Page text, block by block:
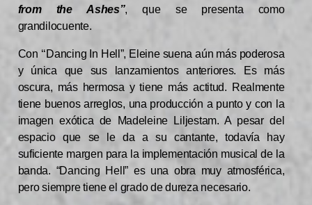
from the Ashes”, que se presenta como
grandilocuente.
Con ‘‘Dancing In Hell”, Eleine suena aún más poderosa
y única que sus lanzamientos anteriores. Es más
oscura, más hermosa y tiene más actitud. Realmente
tiene buenos arreglos, una producción a punto y con la
imagen exótica de Madeleine Liljestam. A pesar del
espacio que se le da a su cantante, todavía hay
suficiente margen para la implementación musical de la
banda. “Dancing Hell” es una obra muy atmosférica,
pero siempre tiene el grado de dureza necesario.